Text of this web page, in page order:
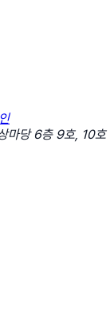
마당 6층 9호, 10호